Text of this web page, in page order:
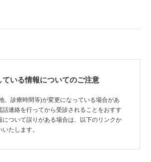
ている情報についてのご注意
、診療時間等)が変更になっている場合があ
話連絡を行ってから受診されることをおすす
について誤りがある場合は、以下のリンクか
たします。